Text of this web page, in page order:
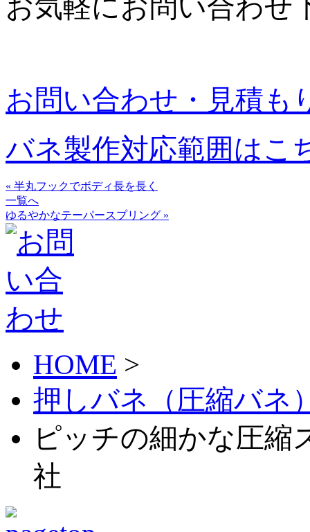
お気軽にお問い合わせ
お問い合わせ・見積も
バネ製作対応範囲はこ
« 半丸フックでボディ長を長く
一覧へ
ゆるやかなテーパースプリング »
HOME >
押しバネ（圧縮バネ
ピッチの細かな圧縮
社